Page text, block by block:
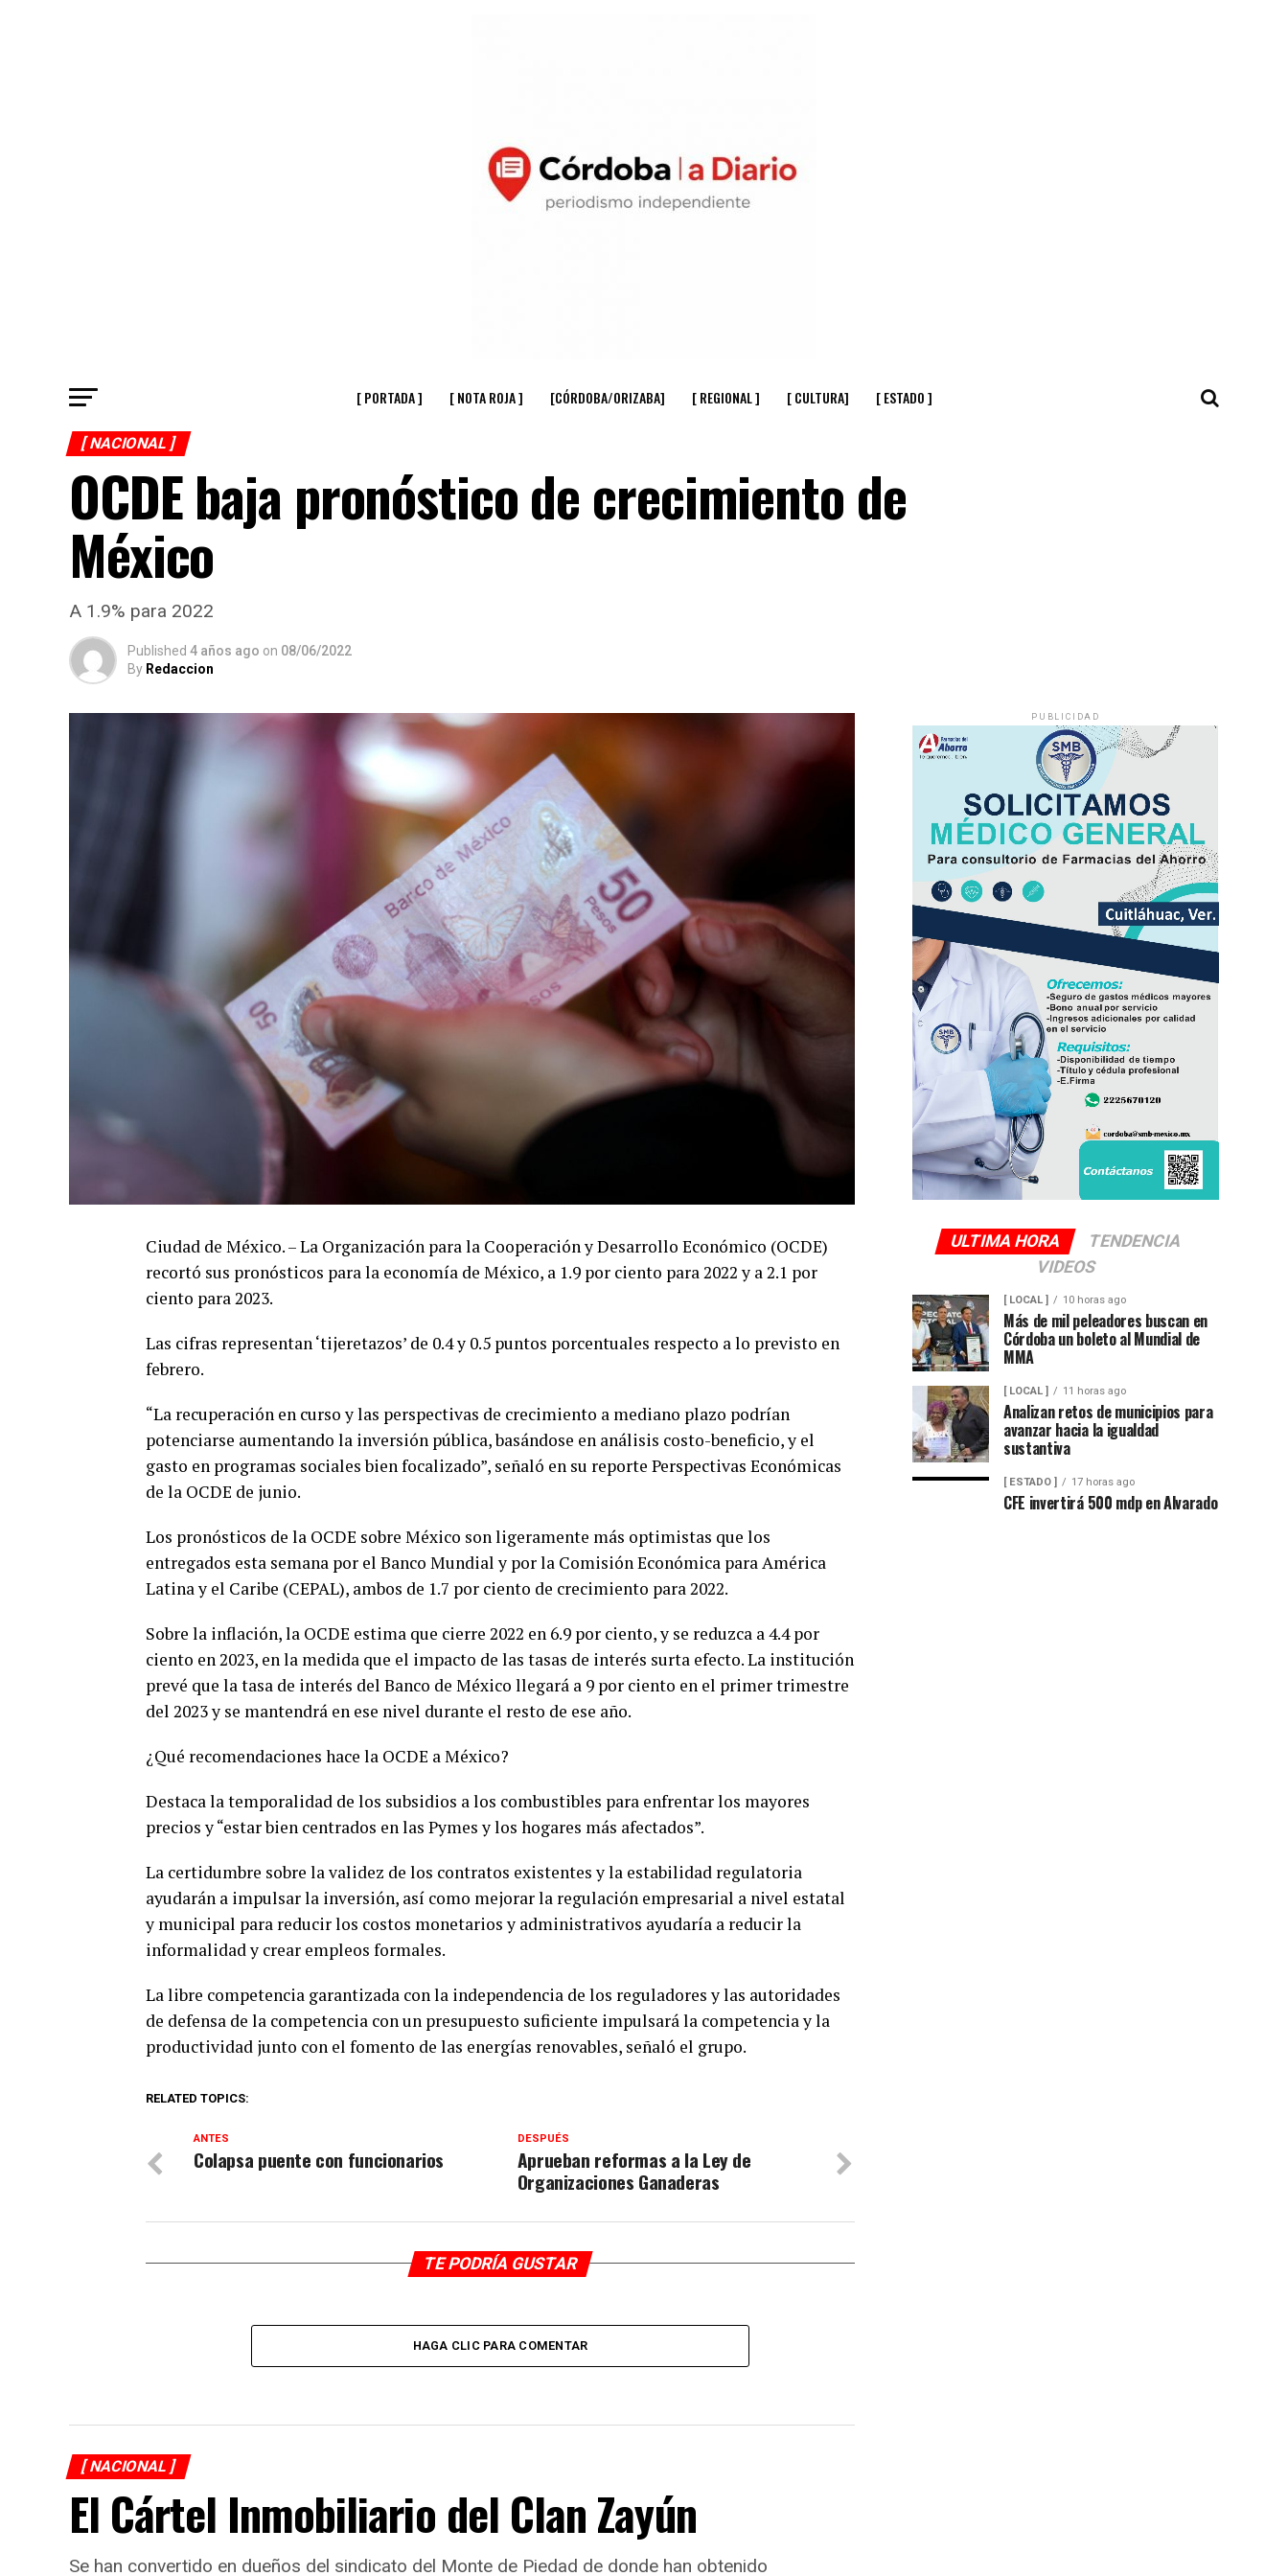
[ PORTADA ] [ NOTA ROJA ] [CÓRDOBA/ORIZABA] [ REGIONAL ] [ CULTURA] [ ESTADO ]
[ NACIONAL ]
OCDE baja pronóstico de crecimiento de
México
A 1.9% para 2022
Published 4 años ago on 08/06/2022
By Redaccion
Ciudad de México. – La Organización para la Cooperación y Desarrollo Económico (OCDE)
recortó sus pronósticos para la economía de México, a 1.9 por ciento para 2022 y a 2.1 por
ciento para 2023.
Las cifras representan ‘tijeretazos’ de 0.4 y 0.5 puntos porcentuales respecto a lo previsto en
febrero.
“La recuperación en curso y las perspectivas de crecimiento a mediano plazo podrían
potenciarse aumentando la inversión pública, basándose en análisis costo-beneficio, y el
gasto en programas sociales bien focalizado”, señaló en su reporte Perspectivas Económicas
de la OCDE de junio.
Los pronósticos de la OCDE sobre México son ligeramente más optimistas que los
entregados esta semana por el Banco Mundial y por la Comisión Económica para América
Latina y el Caribe (CEPAL), ambos de 1.7 por ciento de crecimiento para 2022.
Sobre la inflación, la OCDE estima que cierre 2022 en 6.9 por ciento, y se reduzca a 4.4 por
ciento en 2023, en la medida que el impacto de las tasas de interés surta efecto. La institución
prevé que la tasa de interés del Banco de México llegará a 9 por ciento en el primer trimestre
del 2023 y se mantendrá en ese nivel durante el resto de ese año.
¿Qué recomendaciones hace la OCDE a México?
Destaca la temporalidad de los subsidios a los combustibles para enfrentar los mayores
precios y “estar bien centrados en las Pymes y los hogares más afectados”.
La certidumbre sobre la validez de los contratos existentes y la estabilidad regulatoria
ayudarán a impulsar la inversión, así como mejorar la regulación empresarial a nivel estatal
y municipal para reducir los costos monetarios y administrativos ayudaría a reducir la
informalidad y crear empleos formales.
La libre competencia garantizada con la independencia de los reguladores y las autoridades
de defensa de la competencia con un presupuesto suficiente impulsará la competencia y la
productividad junto con el fomento de las energías renovables, señaló el grupo.
RELATED TOPICS:
DESPUÉS
Aprueban reformas a la Ley de
Organizaciones Ganaderas
ANTES
Colapsa puente con funcionarios
TE PODRÍA GUSTAR
HAGA CLIC PARA COMENTAR
[ NACIONAL ]
El Cártel Inmobiliario del Clan Zayún
Se han convertido en dueños del sindicato del Monte de Piedad de donde han obtenido
PUBLICIDAD
ULTIMA HORA
TENDENCIA
VIDEOS
[ LOCAL ] 10 horas ago
Más de mil peleadores buscan en
Córdoba un boleto al Mundial de
MMA
[ LOCAL ] 11 horas ago
Analizan retos de municipios para
avanzar hacia la igualdad
sustantiva
[ ESTADO ] 17 horas ago
CFE invertirá 500 mdp en Alvarado